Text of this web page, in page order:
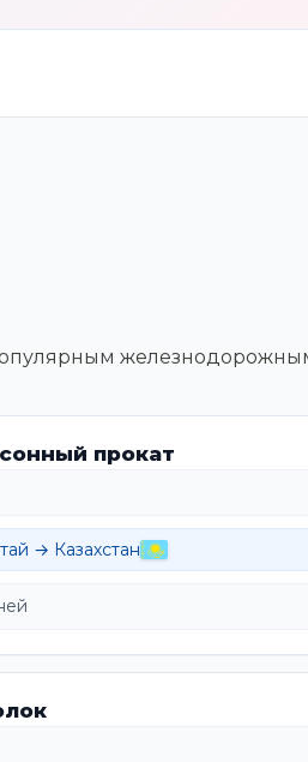
прокат
→ Казахстан